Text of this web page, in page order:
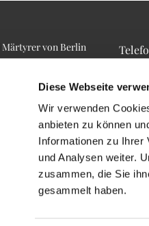
Diese Webseite
Wir verwenden
anbieten zu können
Informationen zu Ihrer
und Analysen weiter.
zusammen, die Sie
gesammelt haben.
von Berlin